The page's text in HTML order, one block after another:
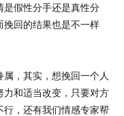
是假性分手还是真性分
挽回的结果也是不一样
，其实，想挽回一个人
力和适当改变，只要对方
，还有我们情感专家帮